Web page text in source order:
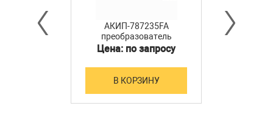
АКИП-787235FA
преобразователь
мощности
Цена: по запросу
В КОРЗИНУ